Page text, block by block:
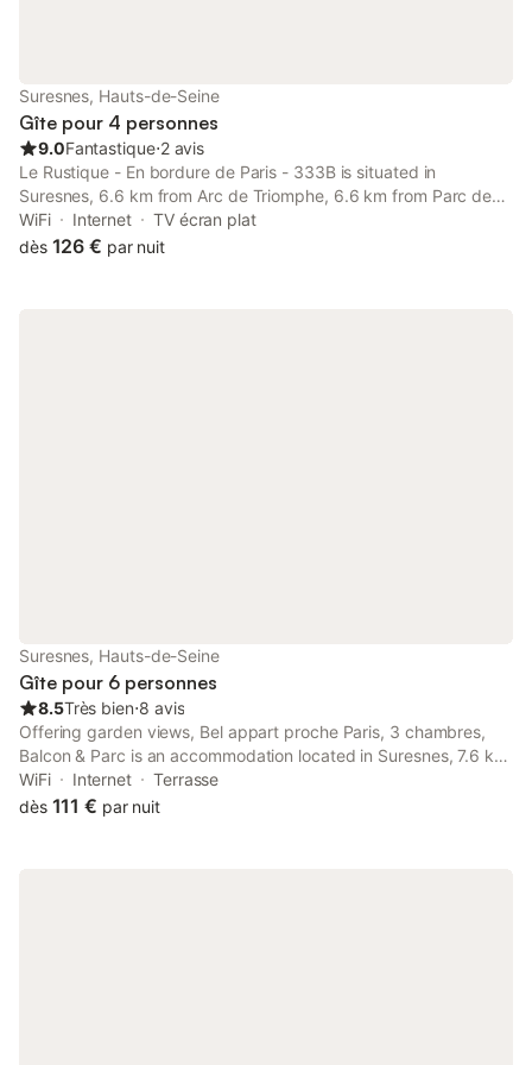
proximité, dont un supermarché à 2 km.
Suresnes, Hauts-de-Seine
Gîte pour 4 personnes
9.0Fantastique⋅2 avis
Le Rustique - En bordure de Paris - 333B is situated in
Suresnes, 6.6 km from Arc de Triomphe, 6.6 km from Parc des
Princes, and 7 km from Eiffel Tower.
WiFi Internet
TV écran plat
dès 126 € par nuit
Suresnes, Hauts-de-Seine
Gîte pour 6 personnes
8.5Très bien⋅8 avis
Offering garden views, Bel appart proche Paris, 3 chambres,
Balcon & Parc is an accommodation located in Suresnes, 7.6 km
from Arc de Triomphe and 7.7 km from Parc des Princes. Guests
can benefit from a balcony and a sun terrace.
WiFi Internet
Terrasse
dès 111 € par nuit